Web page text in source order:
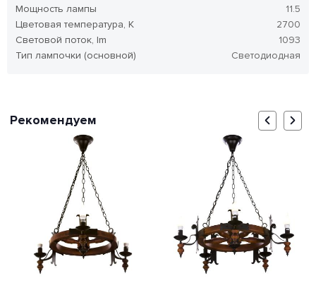
Мощность лампы
11.5
Цветовая температура, K
2700
Световой поток, lm
1093
Тип лампочки (основной)
Светодиодная
Рекомендуем